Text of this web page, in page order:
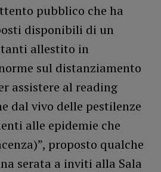
pubblico che ha
disponibili di un
allestito in
sul distanziamento
assistere al reading
dal vivo delle pestilenze
alle epidemie che
proposto qualche
serata a inviti alla Sala